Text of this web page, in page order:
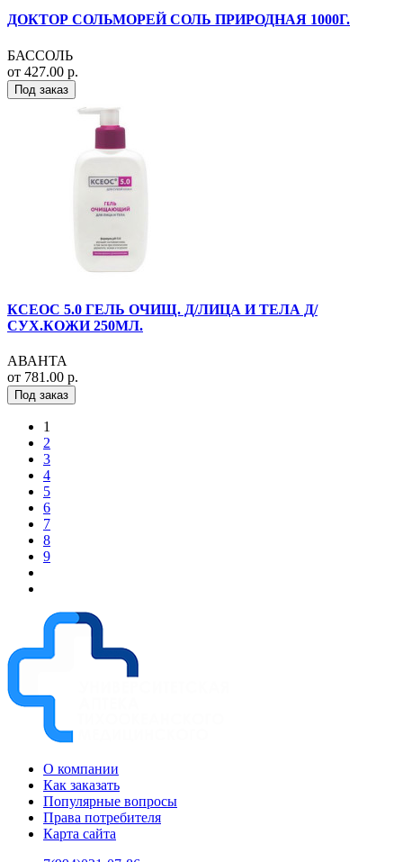
ДОКТОР СОЛЬМОРЕЙ СОЛЬ ПРИРОДНАЯ 1000Г.
БАССОЛЬ
от 427.00 р.
Под заказ
КСЕОС 5.0 ГЕЛЬ ОЧИЩ. Д/ЛИЦА И ТЕЛА Д/
СУХ.КОЖИ 250МЛ.
АВАНТА
от 781.00 р.
Под заказ
1
2
3
4
5
6
7
8
9
О компании
Как заказать
Популярные вопросы
Права потребителя
Карта сайта